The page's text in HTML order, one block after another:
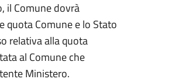
il Comune dovrà
quota Comune e lo Stato
relativa alla quota
al Comune che
Ministero.